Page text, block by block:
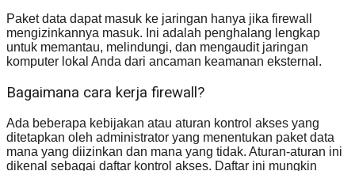
Paket data dapat masuk ke jaringan hanya jika firewall
mengizinkannya masuk. Ini adalah penghalang lengkap
untuk memantau, melindungi, dan mengaudit jaringan
komputer lokal Anda dari ancaman keamanan eksternal.
Bagaimana cara kerja firewall?
Ada beberapa kebijakan atau aturan kontrol akses yang
ditetapkan oleh administrator yang menentukan paket data
mana yang diizinkan dan mana yang tidak. Aturan-aturan ini
dikenal sebagai daftar kontrol akses. Daftar ini mungkin